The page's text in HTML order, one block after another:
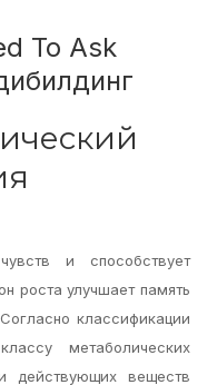
To Ask
и способствует
роста улучшает память
классификации
метаболических
действующих веществ